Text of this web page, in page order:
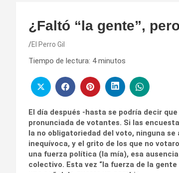
¿Faltó “la gente”,
El Perro Gil
Tiempo de lectura: 4 minutos
El día después -hasta se podría decir
pronunciada de votantes. Si las
la no obligatoriedad del voto, ninguna
inequívoca, y el grito de los que no
una fuerza política (la mía), esa
colectivo. Esta vez “la fuerza de la